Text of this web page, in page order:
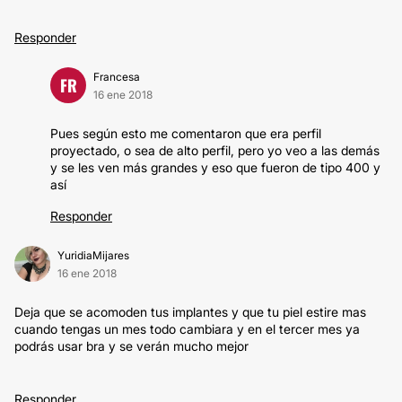
Responder
FR
Francesa
16 ene 2018
Pues según esto me comentaron que era perfil
proyectado, o sea de alto perfil, pero yo veo a las demás
y se les ven más grandes y eso que fueron de tipo 400 y
así
Responder
YuridiaMijares
16 ene 2018
Deja que se acomoden tus implantes y que tu piel estire mas
cuando tengas un mes todo cambiara y en el tercer mes ya
podrás usar bra y se verán mucho mejor
Responder